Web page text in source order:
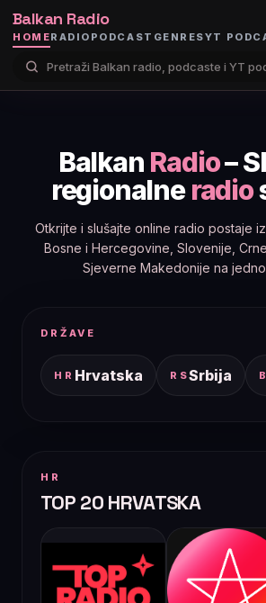
Balkan Radio
HOMERADIO PODCAST GENRESYT
Balkan Radio–
regionalneradio
Otkrijte i slušajte online radio postaje
Bosne i Hercegovine, Slovenije,
Sjeverne Makedonije na
DRŽAVE
HR Hrvatska RSSrbija
HR
TOP 20 HRVATSKA